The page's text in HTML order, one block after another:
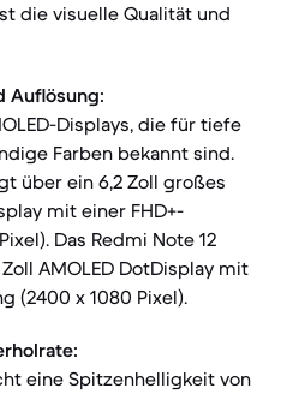
die visuelle Qualität und
Auflösung:
Displays, die für tiefe
Farben bekannt sind.
über ein 6,2 Zoll großes
mit einer FHD+-
Das Redmi Note 12
AMOLED DotDisplay mit
(2400 x 1080 Pixel).
eine Spitzenhelligkeit von